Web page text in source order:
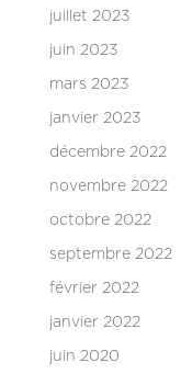
juillet 2023
juin 2023
mars 2023
janvier 2023
décembre 2022
novembre 2022
octobre 2022
septembre 2022
février 2022
janvier 2022
juin 2020